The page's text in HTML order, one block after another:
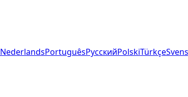
NederlandsPortuguêsРусскийPolskiTürkçe